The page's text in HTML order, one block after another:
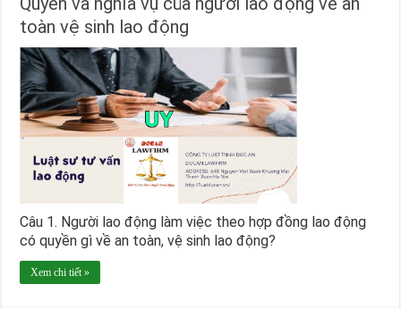
toàn vệ sinh lao động
Câu 1. Người lao động làm việc theo hợp đồng lao động
có quyền gì về an toàn, vệ sinh lao động?
Xem chi tiết »